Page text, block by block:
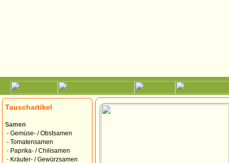
Tauschartikel
Samen
- Gemüse- / Obstsamen
- Tomatensamen
- Paprika- / Chilisamen
- Kräuter- / Gewürzsamen